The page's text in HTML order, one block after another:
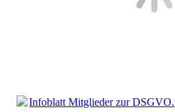
Infoblatt Mitglieder zur